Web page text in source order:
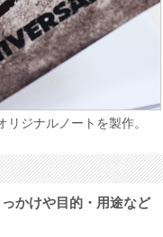
ジナルノートを製作。
かけや目的・用途など